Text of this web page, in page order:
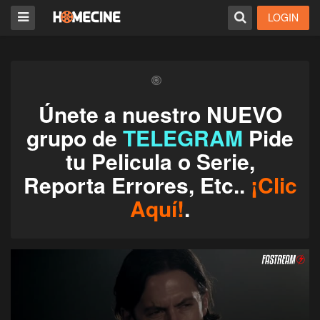
LOGIN
Únete a nuestro NUEVO
grupo de TELEGRAM Pide
tu Pelicula o Serie,
Reporta Errores, Etc.. ¡Clic
Aquí!.